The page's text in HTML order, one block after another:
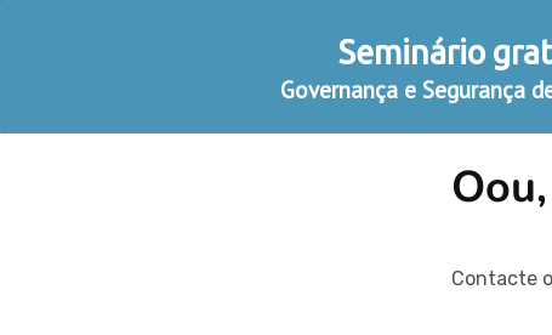
Seminário
Governança e Segurança
INSTITUCIONAL +CURSOS +ACADÊMICO +
Contacte